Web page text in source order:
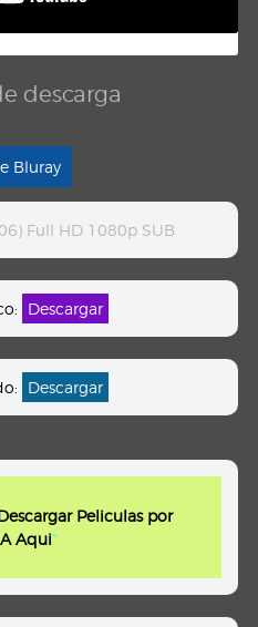
descarga
Bluray
Full HD 1080p SUB
Descargar
Descargar
Peliculas por
Aqui"